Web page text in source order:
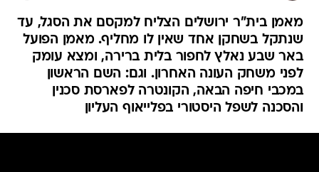
מאמן בית"ר ירושלים הצליח למקסם את הסגל, עד
שנתקל בשחקן אחד שאין לו מחליף. מאמן הפועל
באר שבע נאלץ לחפור בלית ברירה, ומצא עומק
לפני משחק העונה האחרון. וגם: השם הראשון
במכבי חיפה הבאה, הקונטרה לפארסת סכנין
והסכנה לשפל היסטורי בפלייאוף העליון